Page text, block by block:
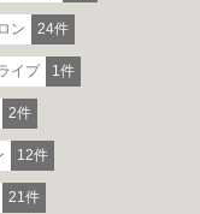
ン 24件
イプ 1件
2件
12件
21件